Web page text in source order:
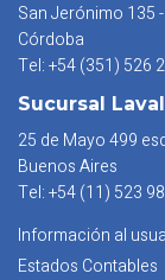
San Jerónimo 135 -
Córdoba
Tel: +54 (351) 526
Sucursal
25 de Mayo 499
Buenos Aires
Tel: +54 (11) 523
Información al
Estados Contables